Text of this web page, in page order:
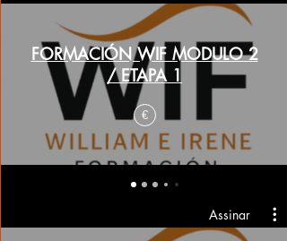
FORMACIÓN WIF MODULO 2
/ ETAPA 1
€
Assinar